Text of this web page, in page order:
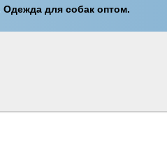
Одежда для собак оптом.